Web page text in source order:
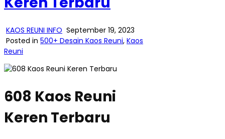
KAOS REUNI INFO September 19, 2023
Posted in 500+ Desain Kaos Reuni, Kaos
Reuni
608 Kaos Reuni
Keren Terbaru